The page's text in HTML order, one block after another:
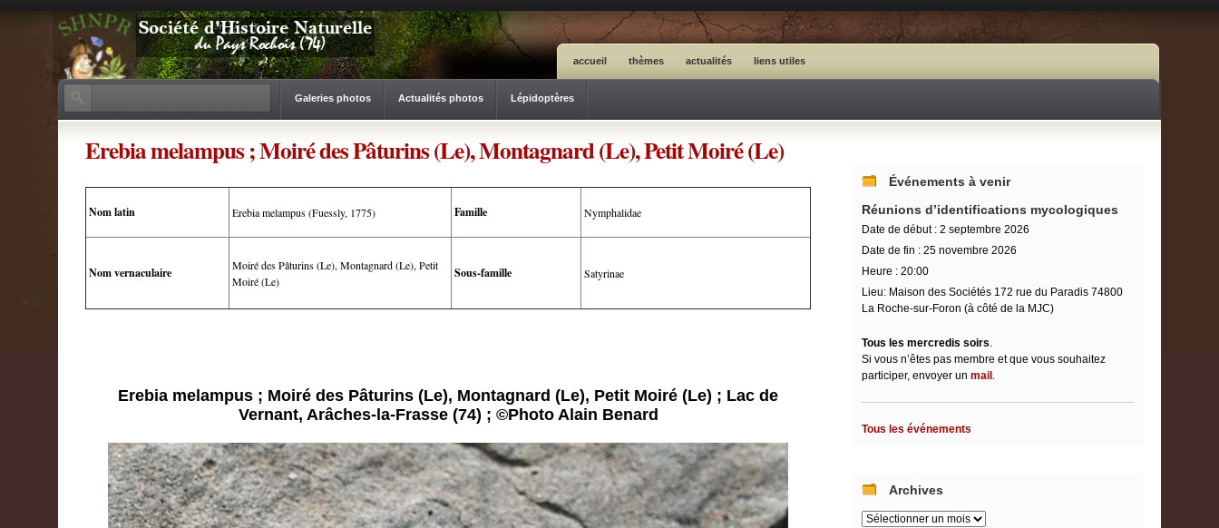
accueil thèmes actualités liens utiles
Galeries photos Actualités photos Lépidoptères
Erebia melampus ; Moiré des Pâturins (Le), Montagnard (Le), Petit Moiré (Le)
Nom latin Erebia melampus (Fuessly, 1775) Famille Nymphalidae
Nom vernaculaire
Moiré des Pâturins (Le), Montagnard (Le), Petit
Moiré (Le)
Sous-famille Satyrinae
Erebia melampus ; Moiré des Pâturins (Le), Montagnard (Le), Petit Moiré (Le) ; Lac de
Vernant, Arâches-la-Frasse (74) ; ©Photo Alain Benard
Événements à venir
Réunions d’identifications mycologiques
Date de début : 2 septembre 2026
Date de fin : 25 novembre 2026
Heure : 20:00
Lieu: Maison des Sociétés 172 rue du Paradis 74800
La Roche-sur-Foron (à côté de la MJC)
Tous les mercredis soirs.
Si vous n’êtes pas membre et que vous souhaitez
participer, envoyer un mail .
Tous les événements
Archives
Archives